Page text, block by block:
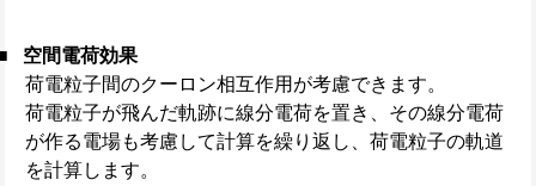
空間電荷効果
荷電粒子間のクーロン相互作用が考慮できます。
荷電粒子が飛んだ軌跡に線分電荷を置き、その線分電荷
が作る電場も考慮して計算を繰り返し、荷電粒子の軌道
を計算します。